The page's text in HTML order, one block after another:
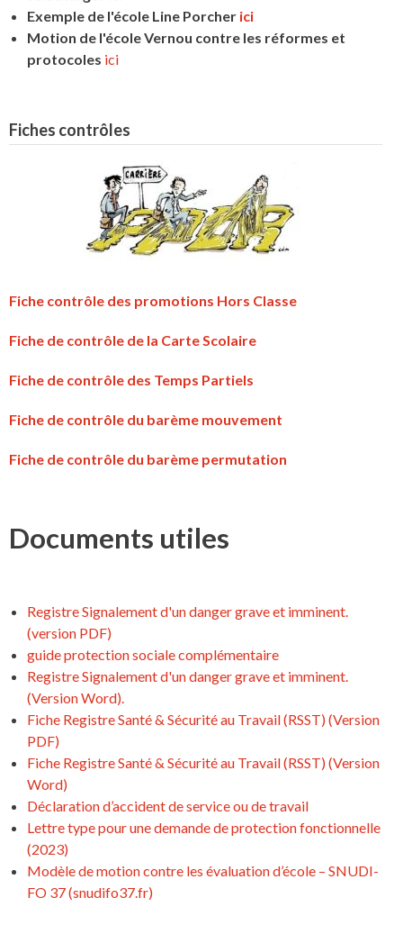
Exemple de l'école Line Porcher ici
Motion de l'école Vernou contre les réformes et
protocoles ici
Fiches contrôles
Fiche contrôle des promotions Hors Classe
Fiche de contrôle de la Carte Scolaire
Fiche de contrôle des Temps Partiels
Fiche de contrôle du barème mouvement
Fiche de contrôle du barème permutation
Documents utiles
Registre Signalement d'un danger grave et imminent.
(version PDF)
guide protection sociale complémentaire
Registre Signalement d'un danger grave et imminent.
(Version Word).
Fiche Registre Santé & Sécurité au Travail (RSST) (Version
PDF)
Fiche Registre Santé & Sécurité au Travail (RSST) (Version
Word)
Déclaration d’accident de service ou de travail
Lettre type pour une demande de protection fonctionnelle
(2023)
Modèle de motion contre les évaluation d’école – SNUDI-
FO 37 (snudifo37.fr)